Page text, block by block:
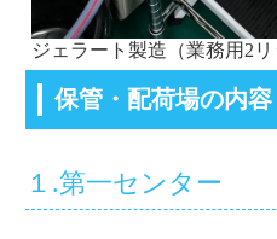
ジェラート製造（業務用2リ
保管・配荷場の内容
１.第一センター